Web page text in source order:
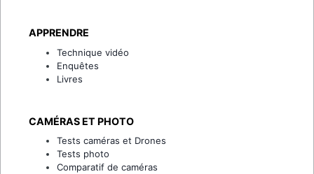
APPRENDRE
Technique vidéo
Enquêtes
Livres
CAMÉRAS ET PHOTO
Tests caméras et Drones
Tests photo
Comparatif de caméras